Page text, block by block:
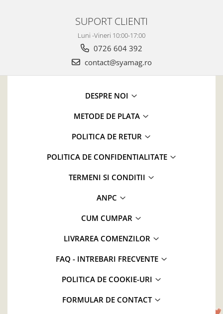
SUPORT CLIENTI
Luni -Vineri 10:00-17:00
0726 604 392
contact@syamag.ro
DESPRE NOI
METODE DE PLATA
POLITICA DE RETUR
POLITICA DE CONFIDENTIALITATE
TERMENI SI CONDITII
ANPC
CUM CUMPAR
LIVRAREA COMENZILOR
FAQ - INTREBARI FRECVENTE
POLITICA DE COOKIE-URI
FORMULAR DE CONTACT